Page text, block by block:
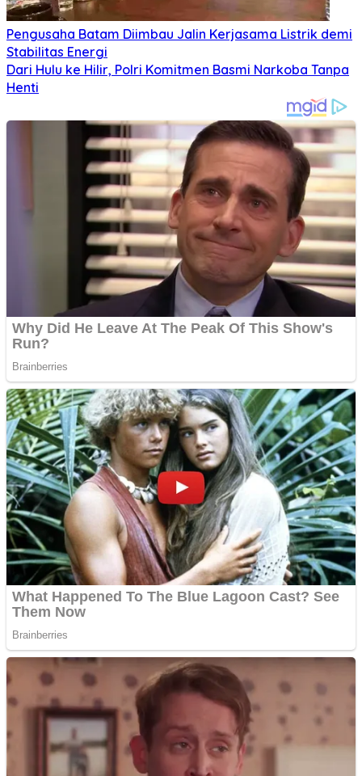
Pengusaha Batam Diimbau Jalin Kerjasama Listrik demi
Stabilitas Energi
Dari Hulu ke Hilir, Polri Komitmen Basmi Narkoba Tanpa
Henti